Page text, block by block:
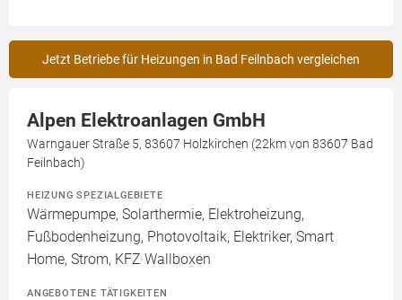
Jetzt Betriebe für Heizungen in Bad Feilnbach vergleichen
Alpen Elektroanlagen GmbH
Warngauer Straße 5, 83607 Holzkirchen (22km von 83607 Bad
Feilnbach)
HEIZUNG SPEZIALGEBIETE
Wärmepumpe, Solarthermie, Elektroheizung,
Fußbodenheizung, Photovoltaik, Elektriker, Smart
Home, Strom, KFZ Wallboxen
ANGEBOTENE TÄTIGKEITEN